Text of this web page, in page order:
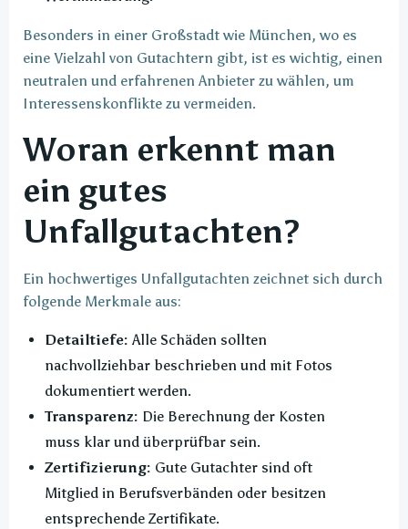
Besonders in einer Großstadt wie München, wo es
eine Vielzahl von Gutachtern gibt, ist es wichtig, einen
neutralen und erfahrenen Anbieter zu wählen, um
Interessenskonflikte zu vermeiden.
Woran erkennt man
ein gutes
Unfallgutachten?
Ein hochwertiges Unfallgutachten zeichnet sich durch
folgende Merkmale aus:
Detailtiefe: Alle Schäden sollten
nachvollziehbar beschrieben und mit Fotos
dokumentiert werden.
Transparenz: Die Berechnung der Kosten
muss klar und überprüfbar sein.
Zertifizierung: Gute Gutachter sind oft
Mitglied in Berufsverbänden oder besitzen
entsprechende Zertifikate.